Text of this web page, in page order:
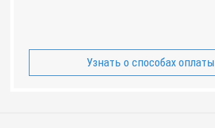
Узнать о способах оплаты